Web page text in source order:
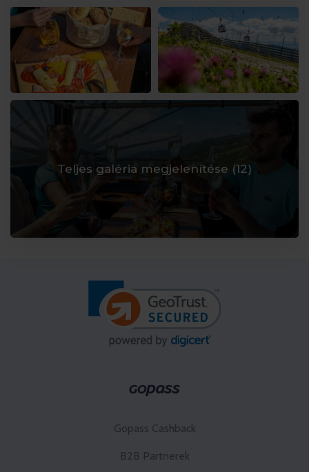
Teljes galéria megjelenítése (12)
Gopass Cashback
B2B Partnerek